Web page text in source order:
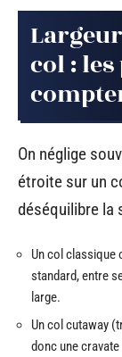
col :
On néglige
étroite sur un
déséquilibre la
Un col classique
standard, entre
large.
Un col cutaway
donc une